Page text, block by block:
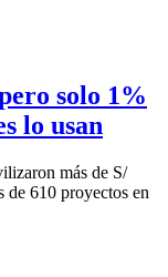
solo 1%
lo usan
más de S/
de 610 proyectos en